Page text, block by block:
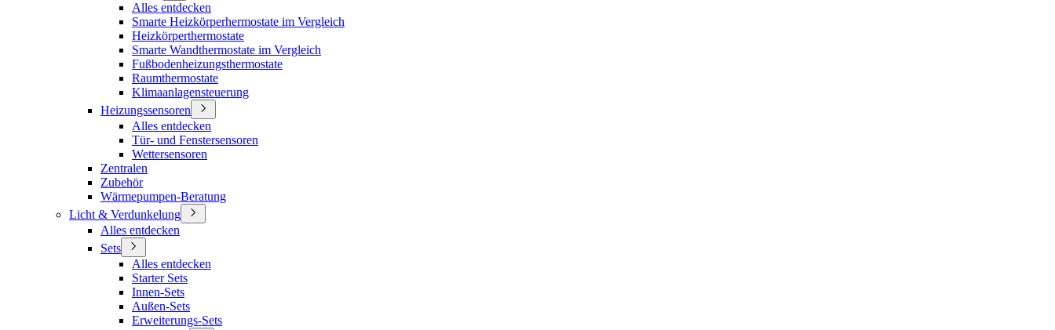
Alles entdecken
Smarte Heizkörperhermostate im Vergleich
Heizkörperthermostate
Smarte Wandthermostate im Vergleich
Fußbodenheizungsthermostate
Raumthermostate
Klimaanlagensteuerung
Heizungssensoren
Alles entdecken
Tür- und Fenstersensoren
Wettersensoren
Zentralen
Zubehör
Wärmepumpen-Beratung
Licht & Verdunkelung
Alles entdecken
Sets
Alles entdecken
Starter Sets
Innen-Sets
Außen-Sets
Erweiterungs-Sets